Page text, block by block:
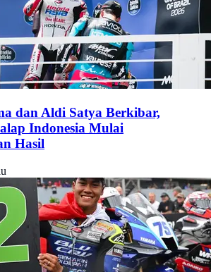
dan Aldi Satya Berkibar,
Indonesia Mulai
Hasil